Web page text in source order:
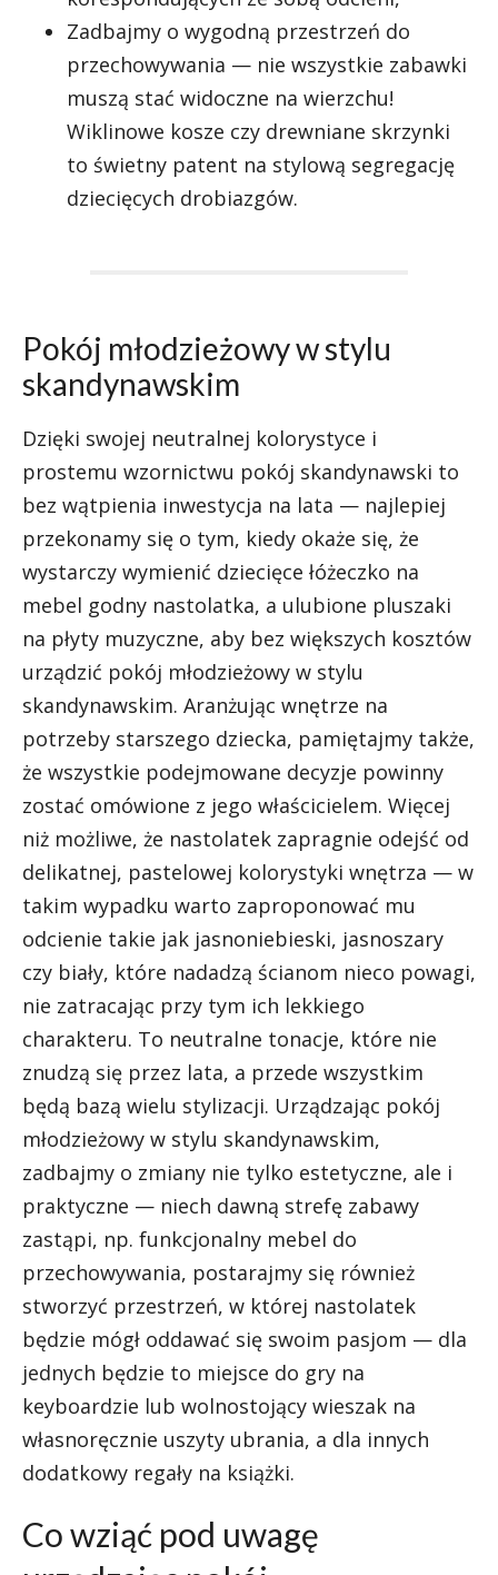
Zadbajmy o wygodną przestrzeń do
przechowywania — nie wszystkie zabawki
muszą stać widoczne na wierzchu!
Wiklinowe kosze czy drewniane skrzynki
to świetny patent na stylową segregację
dziecięcych drobiazgów.
Pokój młodzieżowy w stylu
skandynawskim
Dzięki swojej neutralnej kolorystyce i
prostemu wzornictwu pokój skandynawski to
bez wątpienia inwestycja na lata — najlepiej
przekonamy się o tym, kiedy okaże się, że
wystarczy wymienić dziecięce łóżeczko na
mebel godny nastolatka, a ulubione pluszaki
na płyty muzyczne, aby bez większych kosztów
urządzić pokój młodzieżowy w stylu
skandynawskim. Aranżując wnętrze na
potrzeby starszego dziecka, pamiętajmy także,
że wszystkie podejmowane decyzje powinny
zostać omówione z jego właścicielem. Więcej
niż możliwe, że nastolatek zapragnie odejść od
delikatnej, pastelowej kolorystyki wnętrza — w
takim wypadku warto zaproponować mu
odcienie takie jak jasnoniebieski, jasnoszary
czy biały, które nadadzą ścianom nieco powagi,
nie zatracając przy tym ich lekkiego
charakteru. To neutralne tonacje, które nie
znudzą się przez lata, a przede wszystkim
będą bazą wielu stylizacji. Urządzając pokój
młodzieżowy w stylu skandynawskim,
zadbajmy o zmiany nie tylko estetyczne, ale i
praktyczne — niech dawną strefę zabawy
zastąpi, np. funkcjonalny mebel do
przechowywania, postarajmy się również
stworzyć przestrzeń, w której nastolatek
będzie mógł oddawać się swoim pasjom — dla
jednych będzie to miejsce do gry na
keyboardzie lub wolnostojący wieszak na
własnoręcznie uszyty ubrania, a dla innych
dodatkowy regały na książki.
Co wziąć pod uwagę